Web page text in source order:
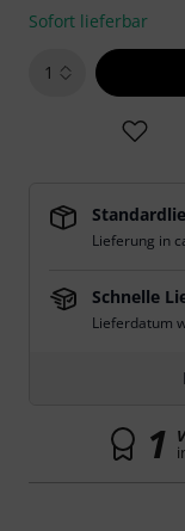
Sofort lieferbar
1
Lieferung in
Schnelle
Lieferdatum
1